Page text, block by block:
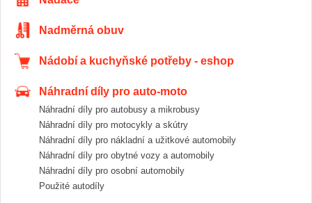
Nadměrná obuv
Nádobí a kuchyňské potřeby - eshop
Náhradní díly pro auto-moto
Náhradní díly pro autobusy a mikrobusy
Náhradní díly pro motocykly a skútry
Náhradní díly pro nákladní a užitkové automobily
Náhradní díly pro obytné vozy a automobily
Náhradní díly pro osobní automobily
Použité autodíly